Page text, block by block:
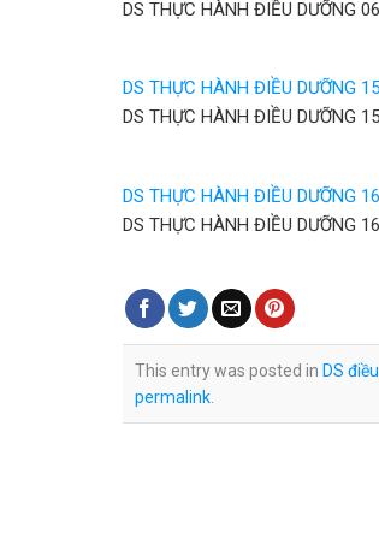
DS THỰC HÀNH ĐIỀU DƯỠNG
DS THỰC HÀNH ĐIỀU DƯỠNG
DS THỰC HÀNH ĐIỀU DƯỠNG
DS THỰC HÀNH ĐIỀU DƯỠNG
DS THỰC HÀNH ĐIỀU DƯỠNG
This entry was posted in DS
permalink.